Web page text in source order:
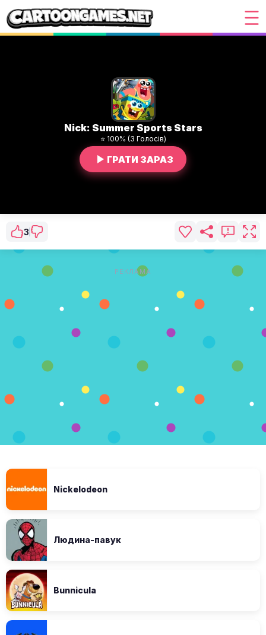
Nick: Summer Sports Stars
⭐ 100% (3 Голосів)
ГРАТИ ЗАРАЗ
3
РЕКЛАМА
Nickelodeon
Людина-павук
Bunnicula